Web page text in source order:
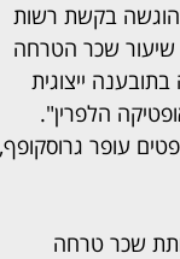
הוגשה בקשת רשות
שכר הטרחה
ייצוגית
הלפרין".
עופר גרוסקופף,
שכר טרחה